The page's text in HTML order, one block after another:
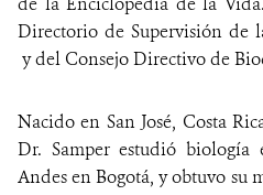
Directorio de Supervisión de
y del Consejo Directivo de
Nacido en San José, Costa
Dr. Samper estudió
Andes en Bogotá, y obtuvo su